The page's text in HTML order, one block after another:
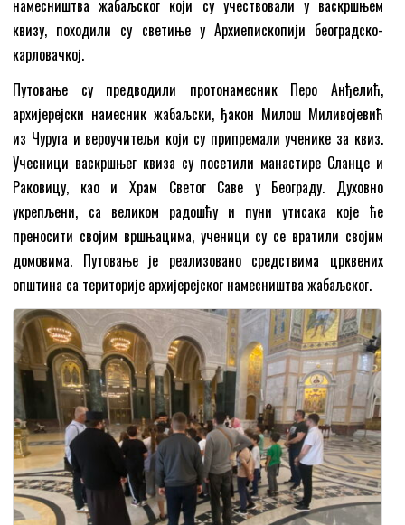
намесништва жабаљског који су учествовали у васкршњем
квизу, походили су светиње у Архиепископији београдско-
карловачкој.
Путовање су предводили протонамесник Перо Анђелић,
архијерејски намесник жабаљски, ђакон Милош Миливојевић
из Чуруга и вероучитељи који су припремали ученике за квиз.
Учесници васкршњег квиза су посетили манастире Сланце и
Раковицу, као и Храм Светог Саве у Београду. Духовно
укрепљени, са великом радошћу и пуни утисака које ће
преносити својим вршњацима, ученици су се вратили својим
домовима. Путовање је реализовано средствима црквених
општина са територије архијерејског намесништва жабаљског.